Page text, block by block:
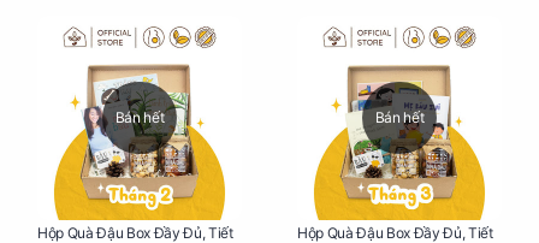
Bán hết
Hộp Quà Đậu Box Đầy Đủ, Tiết
Bán hết
Hộp Quà Đậu Box Đầy Đủ, Tiết